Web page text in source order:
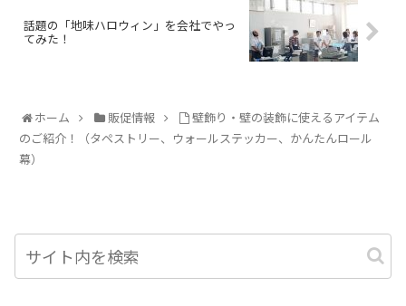
話題の「地味ハロウィン」を会社でやっ
てみた！
ホーム 販促情報
壁飾り・壁の装飾に使えるアイテム
のご紹介！（タペストリー、ウォールステッカー、かんたんロール
幕）